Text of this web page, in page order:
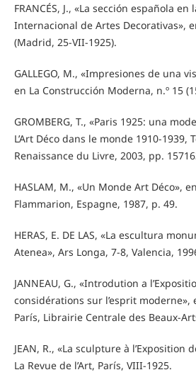
FRANCÉS, J., «La sección española en
Internacional de Artes Decorativas»,
(Madrid, 25-VII-1925).
GALLEGO, M., «Impresiones de una
en La Construcción Moderna, n.º 15
GROMBERG, T., «Paris 1925: una
L’Art Déco dans le monde 1910-1939,
Renaissance du Livre, 2003, pp.
HASLAM, M., «Un Monde Art Déco»,
Flammarion, Espagne, 1987, p. 49.
HERAS, E. DE LAS, «La escultura
Atenea», Ars Longa, 7-8, Valencia,
JANNEAU, G., «Introdution a
considérations sur l’esprit moderne»,
París, Librairie Centrale des Beaux-
JEAN, R., «La sculpture à l’Exposition
La Revue de l’Art, París, VIII-1925.